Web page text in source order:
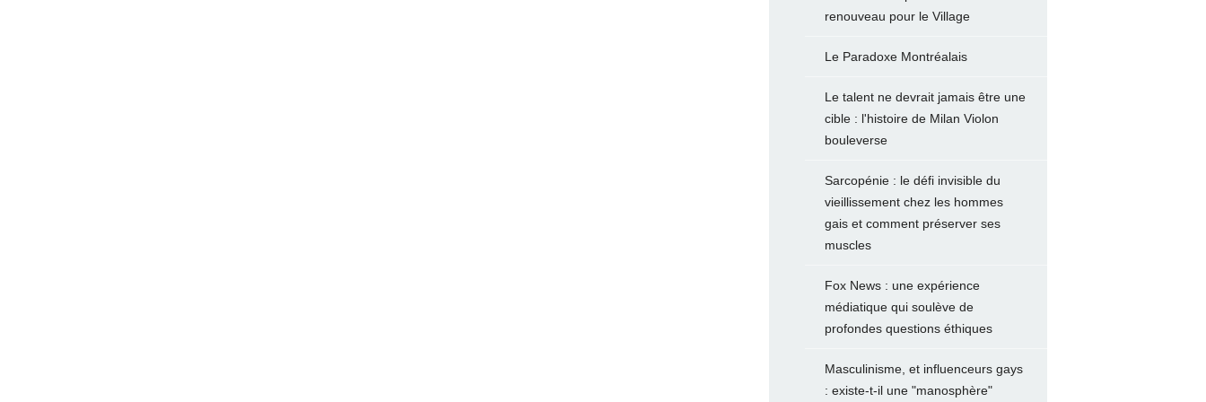
renouveau pour le Village
Le Paradoxe Montréalais
Le talent ne devrait jamais être une
cible : l'histoire de Milan Violon
bouleverse
Sarcopénie : le défi invisible du
vieillissement chez les hommes
gais et comment préserver ses
muscles
Fox News : une expérience
médiatique qui soulève de
profondes questions éthiques
Masculinisme, et influenceurs gays
: existe-t-il une "manosphère"